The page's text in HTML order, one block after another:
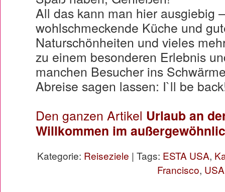
All das kann man hier ausgiebig
wohlschmeckende Küche und
Naturschönheiten und vieles
zu einem besonderen Erlebnis
manchen Besucher ins
Abreise sagen lassen: I`ll be
Den ganzen Artikel Urlaub an
Willkommen im
Kategorie: Reiseziele | Tags: ESTA USA,
Francisco, USA